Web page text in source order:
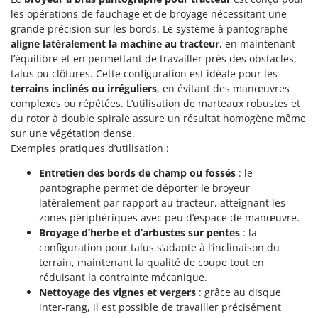
les opérations de fauchage et de broyage nécessitant une
grande précision sur les bords. Le système à pantographe
aligne latéralement la machine au tracteur, en maintenant
l’équilibre et en permettant de travailler près des obstacles,
talus ou clôtures. Cette configuration est idéale pour les
terrains inclinés ou irréguliers, en évitant des manœuvres
complexes ou répétées. L’utilisation de marteaux robustes et
du rotor à double spirale assure un résultat homogène même
sur une végétation dense.
Exemples pratiques d’utilisation :
Entretien des bords de champ ou fossés : le
pantographe permet de déporter le broyeur
latéralement par rapport au tracteur, atteignant les
zones périphériques avec peu d’espace de manœuvre.
Broyage d’herbe et d’arbustes sur pentes : la
configuration pour talus s’adapte à l’inclinaison du
terrain, maintenant la qualité de coupe tout en
réduisant la contrainte mécanique.
Nettoyage des vignes et vergers : grâce au disque
inter-rang, il est possible de travailler précisément